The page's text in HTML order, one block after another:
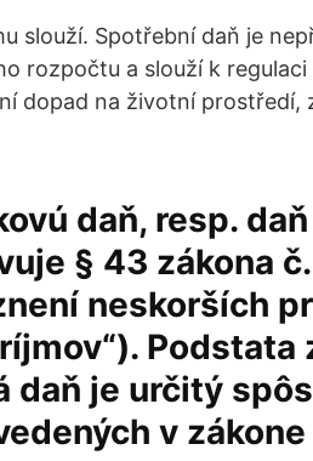
slouží. Spotřební daň je
rozpočtu a slouží k
dopad na životní prostředí,
daň, resp.
§ 43 zákona
neskorších
Podstata
daň je určitý
v